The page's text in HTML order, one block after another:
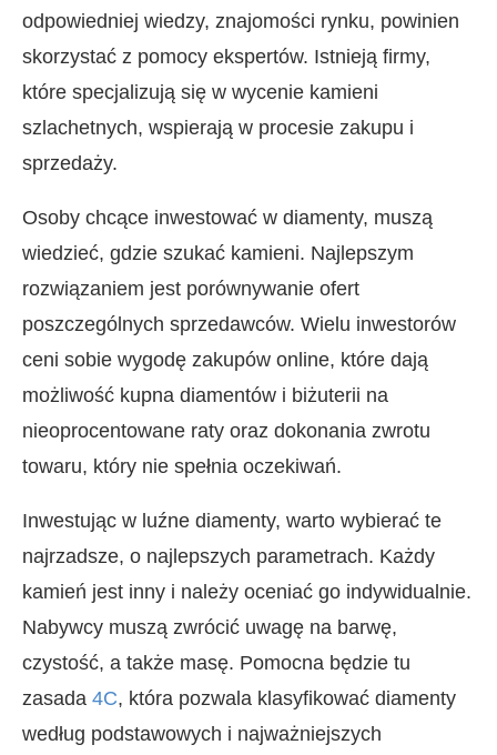
odpowiedniej wiedzy, znajomości rynku, powinien
skorzystać z pomocy ekspertów. Istnieją firmy,
które specjalizują się w wycenie kamieni
szlachetnych, wspierają w procesie zakupu i
sprzedaży.
Osoby chcące inwestować w diamenty, muszą
wiedzieć, gdzie szukać kamieni. Najlepszym
rozwiązaniem jest porównywanie ofert
poszczególnych sprzedawców. Wielu inwestorów
ceni sobie wygodę zakupów online, które dają
możliwość kupna diamentów i biżuterii na
nieoprocentowane raty oraz dokonania zwrotu
towaru, który nie spełnia oczekiwań.
Inwestując w luźne diamenty, warto wybierać te
najrzadsze, o najlepszych parametrach. Każdy
kamień jest inny i należy oceniać go indywidualnie.
Nabywcy muszą zwrócić uwagę na barwę,
czystość, a także masę. Pomocna będzie tu
zasada 4C, która pozwala klasyfikować diamenty
według podstawowych i najważniejszych